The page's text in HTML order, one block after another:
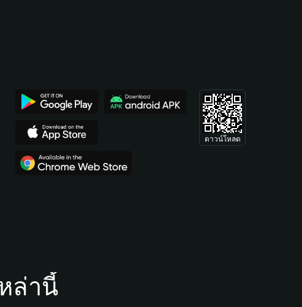
ดาวน์โหลด
ล่านี้